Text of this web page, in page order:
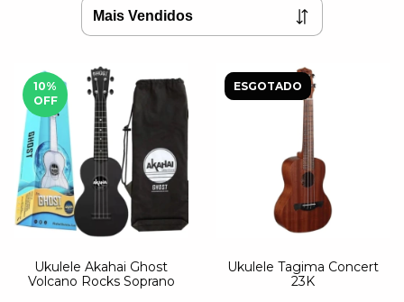
10%
OFF
Ukulele Akahai Ghost
Volcano Rocks Soprano
ESGOTADO
Ukulele Tagima Concert
23K